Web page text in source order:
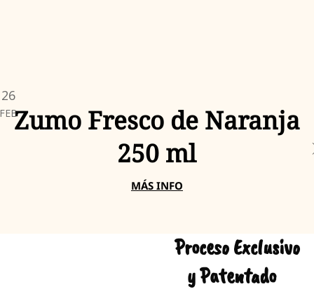
26
Zumo Fresco de Naranja
250 ml
MÁS INFO
Proceso Exclusivo
y Patentado